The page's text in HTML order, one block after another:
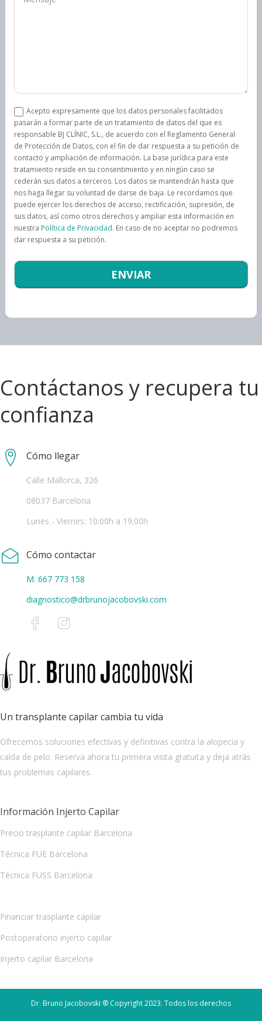
Acepto expresamente que los datos personales facilitados
pasarán a formar parte de un tratamiento de datos del que es
responsable BJ CLÍNIC, S.L., de acuerdo con el Reglamento General
de Protección de Datos, con el fin de dar respuesta a su petición de
contacto y ampliación de información. La base jurídica para este
tratamiento reside en su consentimiento y en ningún caso se
cederán sus datos a terceros. Los datos se mantendrán hasta que
nos haga llegar su voluntad de darse de baja. Le recordamos que
puede ejercer los derechos de acceso, rectificación, supresión, de
sus datos, así como otros derechos y ampliar esta información en
nuestra Política de Privacidad. En caso de no aceptar no podremos
dar respuesta a su petición.
Contáctanos y recupera tu
confianza
Cómo llegar
Calle Mallorca, 326
08037 Barcelona
Lunes - Viernes: 10:00h a 19:00h
Cómo contactar
M. 667 773 158
diagnostico@drbrunojacobovski.com
Un transplante capilar cambia tu vida
Ofrecemos soluciones efectivas y definitivas contra la alopecia y
caída de pelo. Reserva ahora tu primera visita gratuita y deja atrás
tus problemas capilares.
Información Injerto Capilar
Precio trasplante capilar Barcelona
Técnica FUE Barcelona
Técnica FUSS Barcelona
Financiar trasplante capilar
Postoperatorio injerto capilar
Injerto capilar Barcelona
Dr. Bruno Jacobovski ® Copyright 2023. Todos los derechos